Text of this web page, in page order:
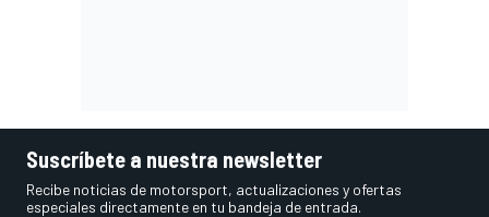
Suscríbete a nuestra newsletter
Recibe noticias de motorsport, actualizaciones y ofertas
especiales directamente en tu bandeja de entrada.